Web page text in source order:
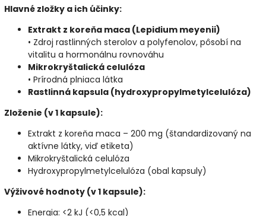
Hlavné zložky a ich účinky:
Extrakt z koreňa maca (Lepidium meyenii)
• Zdroj rastlinných sterolov a polyfenolov, pôsobí na
vitalitu a hormonálnu rovnováhu
Mikrokryštalická celulóza
• Prírodná plniaca látka
Rastlinná kapsula (hydroxypropylmetylcelulóza)
Zloženie (v 1 kapsule):
Extrakt z koreňa maca – 200 mg (štandardizovaný na
aktívne látky, viď etiketa)
Mikrokryštalická celulóza
Hydroxypropylmetylcelulóza (obal kapsuly)
Výživové hodnoty (v 1 kapsule):
Energia: <2 kJ (<0,5 kcal)